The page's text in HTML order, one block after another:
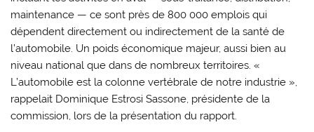
maintenance — ce sont près de 800 000 emplois qui
dépendent directement ou indirectement de la santé de
l’automobile. Un poids économique majeur, aussi bien au
niveau national que dans de nombreux territoires. «
L’automobile est la colonne vertébrale de notre industrie »,
rappelait Dominique Estrosi Sassone, présidente de la
commission, lors de la présentation du rapport.